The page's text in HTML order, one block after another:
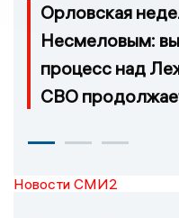
Орловская
Несмеловым:
процесс над
СВО
Новости СМИ2